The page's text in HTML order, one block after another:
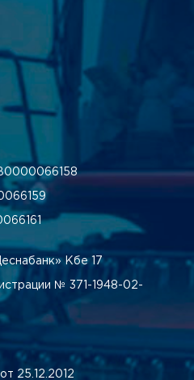
Кбе 17
№ 371-1948-02-
25.12.2012